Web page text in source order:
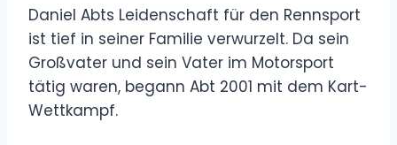
Daniel Abts Leidenschaft für den Rennsport
ist tief in seiner Familie verwurzelt. Da sein
Großvater und sein Vater im Motorsport
tätig waren, begann Abt 2001 mit dem Kart-
Wettkampf.